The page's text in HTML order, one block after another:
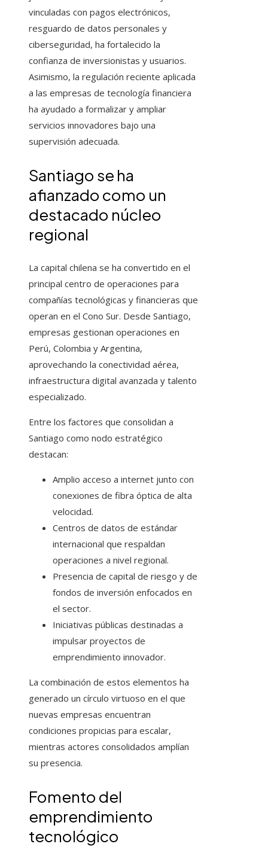
vinculadas con pagos electrónicos,
resguardo de datos personales y
ciberseguridad, ha fortalecido la
confianza de inversionistas y usuarios.
Asimismo, la regulación reciente aplicada
a las empresas de tecnología financiera
ha ayudado a formalizar y ampliar
servicios innovadores bajo una
supervisión adecuada.
Santiago se ha
afianzado como un
destacado núcleo
regional
La capital chilena se ha convertido en el
principal centro de operaciones para
compañías tecnológicas y financieras que
operan en el Cono Sur. Desde Santiago,
empresas gestionan operaciones en
Perú, Colombia y Argentina,
aprovechando la conectividad aérea,
infraestructura digital avanzada y talento
especializado.
Entre los factores que consolidan a
Santiago como nodo estratégico
destacan:
Amplio acceso a internet junto con
conexiones de fibra óptica de alta
velocidad.
Centros de datos de estándar
internacional que respaldan
operaciones a nivel regional.
Presencia de capital de riesgo y de
fondos de inversión enfocados en
el sector.
Iniciativas públicas destinadas a
impulsar proyectos de
emprendimiento innovador.
La combinación de estos elementos ha
generado un círculo virtuoso en el que
nuevas empresas encuentran
condiciones propicias para escalar,
mientras actores consolidados amplían
su presencia.
Fomento del
emprendimiento
tecnológico